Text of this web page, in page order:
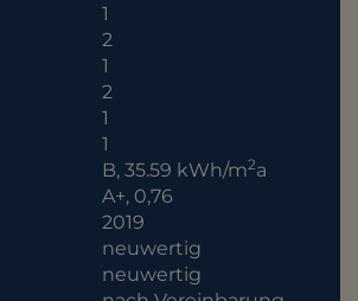
1
2
1
2
1
1
B, 35.59 kWh/m2a
A+, 0,76
2019
neuwertig
neuwertig